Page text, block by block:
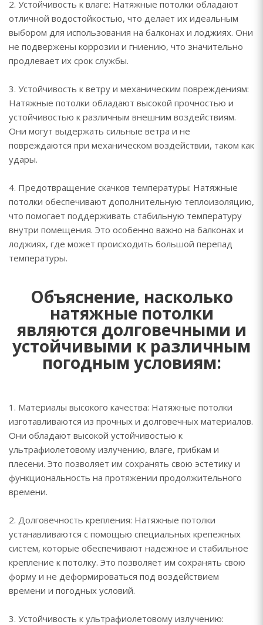
2. Устойчивость к влаге: Натяжные потолки обладают
отличной водостойкостью, что делает их идеальным
выбором для использования на балконах и лоджиях. Они
не подвержены коррозии и гниению, что значительно
продлевает их срок службы.
3. Устойчивость к ветру и механическим повреждениям:
Натяжные потолки обладают высокой прочностью и
устойчивостью к различным внешним воздействиям.
Они могут выдержать сильные ветра и не
повреждаются при механическом воздействии, таком как
удары.
4. Предотвращение скачков температуры: Натяжные
потолки обеспечивают дополнительную теплоизоляцию,
что помогает поддерживать стабильную температуру
внутри помещения. Это особенно важно на балконах и
лоджиях, где может происходить большой перепад
температуры.
Объяснение, насколько
натяжные потолки
являются долговечными и
устойчивыми к различным
погодным условиям:
1. Материалы высокого качества: Натяжные потолки
изготавливаются из прочных и долговечных материалов.
Они обладают высокой устойчивостью к
ультрафиолетовому излучению, влаге, грибкам и
плесени. Это позволяет им сохранять свою эстетику и
функциональность на протяжении продолжительного
времени.
2. Долговечность крепления: Натяжные потолки
устанавливаются с помощью специальных крепежных
систем, которые обеспечивают надежное и стабильное
крепление к потолку. Это позволяет им сохранять свою
форму и не деформироваться под воздействием
времени и погодных условий.
3. Устойчивость к ультрафиолетовому излучению: